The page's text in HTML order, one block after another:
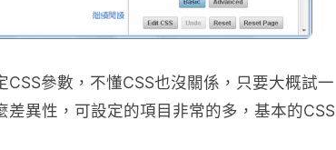
參數，不懂CSS也沒關係，只要大概試一
異性，可設定的項目非常的多，基本的CSS